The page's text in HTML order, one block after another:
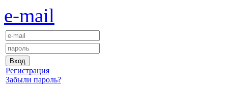
e-mail
Регистрация
Забыли пароль?